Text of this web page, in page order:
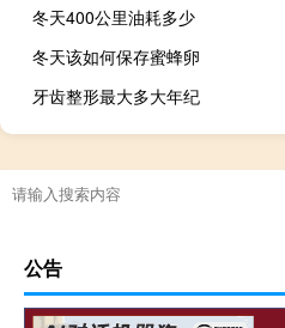
冬天400公里油耗多少
冬天该如何保存蜜蜂卵
牙齿整形最大多大年纪
公告